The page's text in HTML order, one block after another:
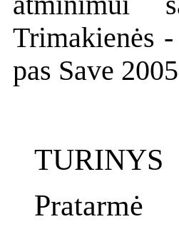
Trimakienės
pas Save
TURINYS
Pratarmė